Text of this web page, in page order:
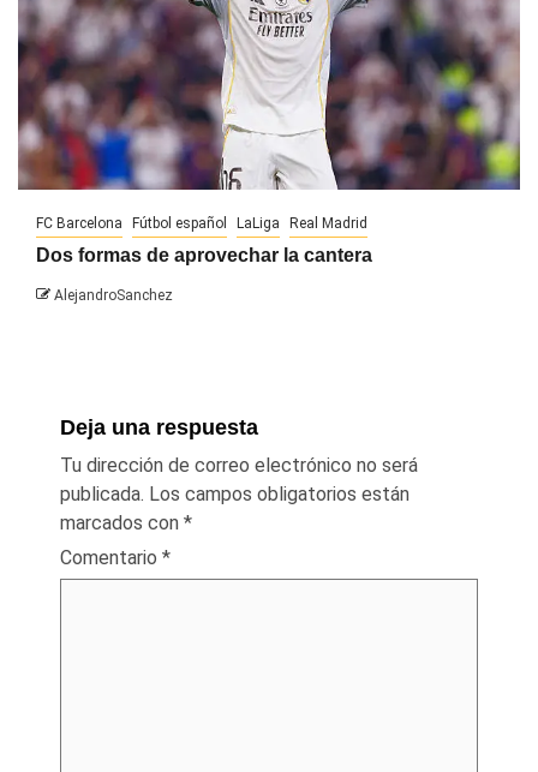
FC Barcelona Fútbol español LaLiga Real Madrid
Dos formas de aprovechar la cantera
AlejandroSanchez
Deja una respuesta
Tu dirección de correo electrónico no será
publicada. Los campos obligatorios están
marcados con *
Comentario *